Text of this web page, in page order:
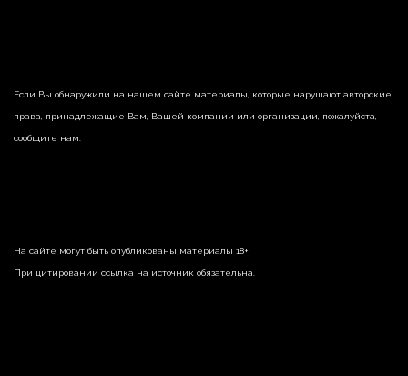
Если Вы обнаружили на нашем сайте материалы, которые нарушают авторские
права, принадлежащие Вам, Вашей компании или организации, пожалуйста,
сообщите нам.
На сайте могут быть опубликованы материалы 18+!
При цитировании ссылка на источник обязательна.